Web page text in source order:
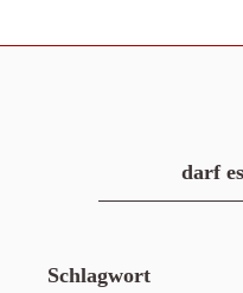
darf
Schlagwort